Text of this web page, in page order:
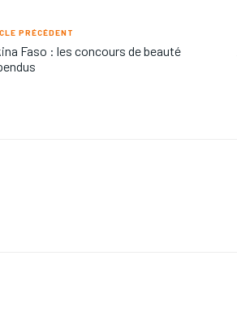
PRÉCÉDENT
Faso : les concours de beauté